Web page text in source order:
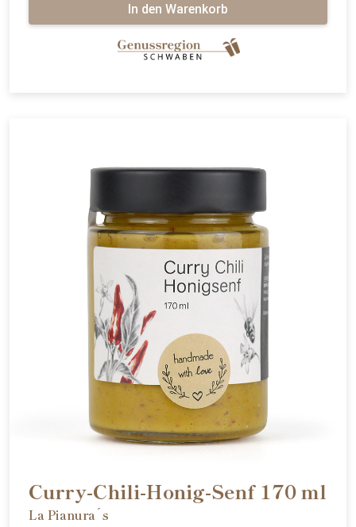
In den Warenkorb
Curry-Chili-Honig-Senf 170 ml
La Pianura´s